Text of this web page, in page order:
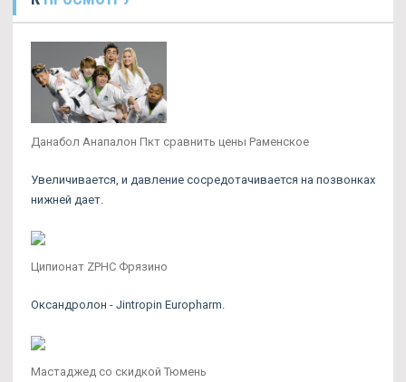
Данабол Анапалон Пкт сравнить цены Раменское
Увеличивается, и давление сосредотачивается на позвонках
нижней дает.
Ципионат ZPHC Фрязино
Оксандролон - Jintropin Europharm.
Мастаджед со скидкой Тюмень